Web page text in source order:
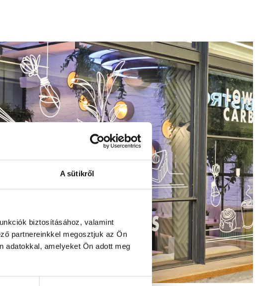
A sütikről
biztosításához, valamint
partnereinkkel megosztjuk az Ön
adatokkal, amelyeket Ön adott meg